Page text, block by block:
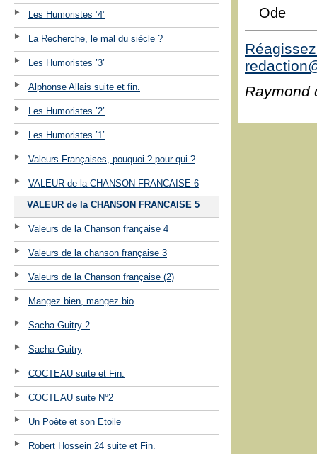
Les Humoristes ’4’
La Recherche, le mal du siècle ?
Les Humoristes ’3’
Alphonse Allais suite et fin.
Les Humoristes ’2’
Les Humoristes ’1’
Valeurs-Françaises, pouquoi ? pour qui ?
VALEUR de la CHANSON FRANCAISE 6
VALEUR de la CHANSON FRANCAISE 5
Valeurs de la Chanson française 4
Valeurs de la chanson française 3
Valeurs de la Chanson française (2)
Mangez bien, mangez bio
Sacha Guitry 2
Sacha Guitry
COCTEAU suite et Fin.
COCTEAU suite N°2
Un Poète et son Etoile
Robert Hossein 24 suite et Fin.
Ode
Raymond